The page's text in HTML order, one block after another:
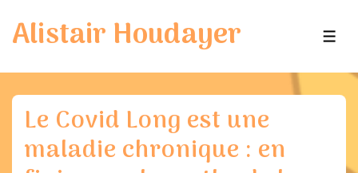
passer
Alistair Houdayer
Le Covid Long est une
maladie chronique : en